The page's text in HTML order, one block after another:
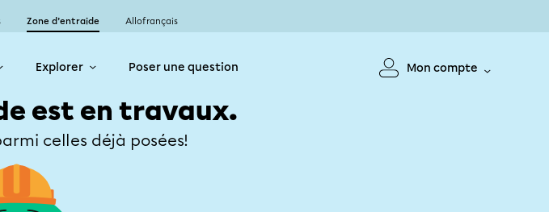
Zone d’entraide Allofrançais
Explorer Poser une question Mon compte
est en travaux.
celles déjà posées!